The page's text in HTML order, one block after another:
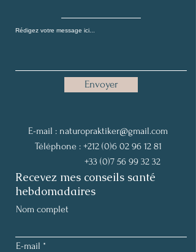
Envoyer
E-mail : naturopraktiker@gmail.com
Téléphone : +212 (0)6 02 96 12 81
+33 (0)7 56 99 32 32
Recevez mes conseils santé
hebdomadaires
Nom complet
E-mail